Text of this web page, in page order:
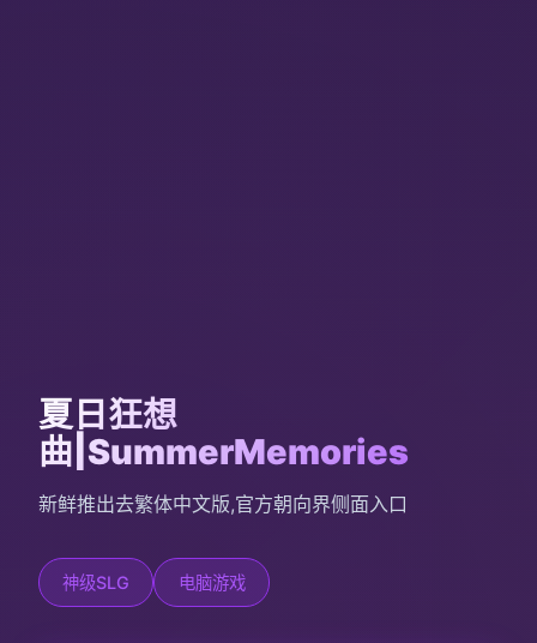
夏日狂想
曲|SummerMemories
新鲜推出去繁体中文版,官方朝向界侧面入口
神级SLG 电脑游戏